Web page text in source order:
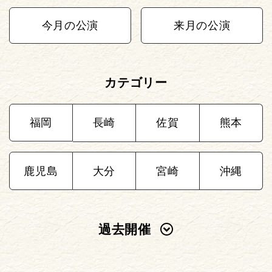
今月の公演 来月の公演
カテゴリー
福岡 長崎 佐賀 熊本
鹿児島 大分 宮崎 沖縄
過去開催